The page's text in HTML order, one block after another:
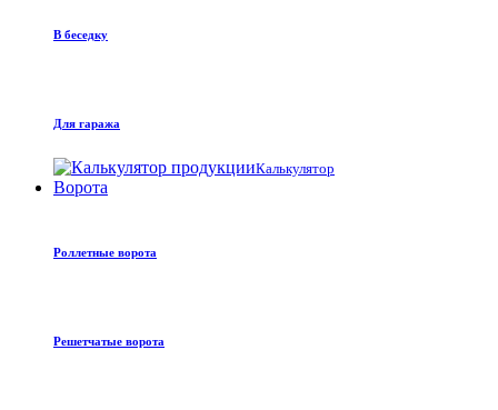
В беседку
Для гаража
Калькулятор
Ворота
Роллетные ворота
Решетчатые ворота